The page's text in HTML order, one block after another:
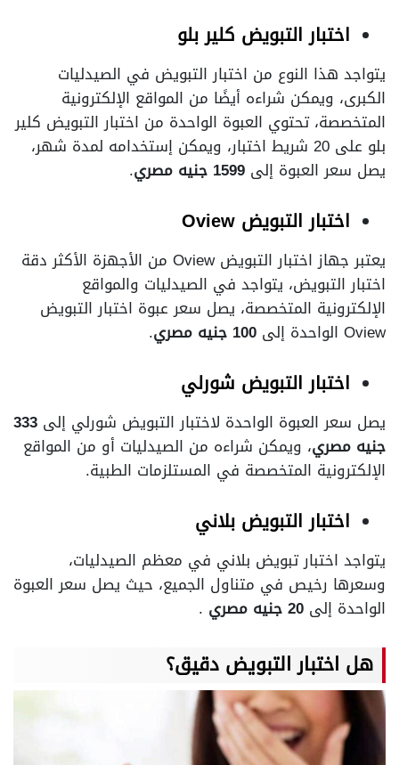
اختبار التبويض كلير بلو
يتواجد هذا النوع من اختبار التبويض في الصيدليات
الكبرى، ويمكن شراءه أيضًا من المواقع الإلكترونية
المتخصصة، تحتوي العبوة الواحدة من اختبار التبويض كلير
بلو على 20 شريط اختبار، ويمكن إستخدامه لمدة شهر،
يصل سعر العبوة إلى 1599 جنيه مصري .
اختبار التبويض Oview
يعتبر جهاز اختبار التبويض Oview من الأجهزة الأكثر دقة
اختبار التبويض، يتواجد في الصيدليات والمواقع
الإلكترونية المتخصصة، يصل سعر عبوة اختبار التبويض
Oview الواحدة إلى
100 جنيه مصري .
اختبار التبويض شورلي
يصل سعر العبوة الواحدة لاختبار التبويض شورلي إلى 333
جنيه مصري، ويمكن شراءه من الصيدليات أو من المواقع
الإلكترونية المتخصصة في المستلزمات الطبية.
اختبار التبويض بلاني
يتواجد اختبار تبويض بلاني في معظم الصيدليات،
وسعرها رخيص في متناول الجميع، حيث يصل سعر العبوة
الواحدة إلى 20 جنيه مصري .
هل اختبار التبويض دقيق؟